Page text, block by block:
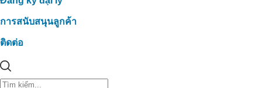
การสนับสนุนลูกค้า
ติดต่อ